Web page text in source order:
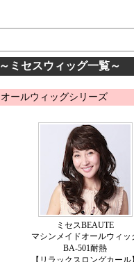
～ミセスウィッグ一覧～
オールウィッグシリーズ
ミセスBEAUTE
マシンメイドオールウィッ
BA-501耐熱